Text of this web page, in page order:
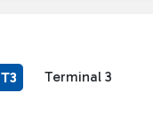
T3 Terminal 3